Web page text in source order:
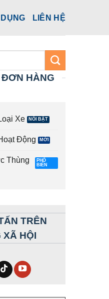
LIÊN HỆ
HÀNG
Xe
Động
Thùng
TRÊN
XÃ HỘI